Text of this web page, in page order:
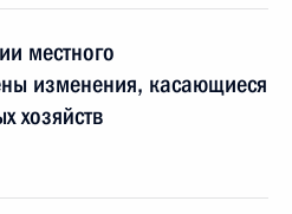
местного
изменения, касающиеся
хозяйств